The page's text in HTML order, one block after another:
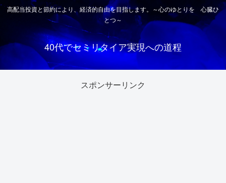
高配当投資と節約により、経済的自由を目指します。～心のゆとりを 心臓ひ
とつ～
40代でセミリタイア実現への道程
スポンサーリンク